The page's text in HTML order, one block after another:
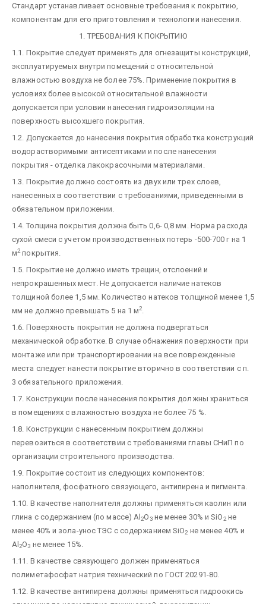
Стандарт устанавливает основные требования к покрытию,
компонентам для его приготовления и технологии нанесения.
1. ТРЕБОВАНИЯ К ПОКРЫТИЮ
1.1. Покрытие следует применять для огнезащиты конструкций,
эксплуатируемых внутри помещений с относительной
влажностью воздуха не более 75%. Применение покрытия в
условиях более высокой относительной влажности
допускается при условии нанесения гидроизоляции на
поверхность высохшего покрытия.
1.2. Допускается до нанесения покрытия обработка конструкций
водорастворимыми антисептиками и после нанесения
покрытия - отделка лакокрасочными материалами.
1.3. Покрытие должно состоять из двух или трех слоев,
нанесенных в соответствии с требованиями, приведенными в
обязательном приложении.
1.4. Толщина покрытия должна быть 0,6- 0,8 мм. Норма расхода
сухой смеси с учетом производственных потерь -500-700 г на 1
м2покрытия.
1.5. Покрытие не должно иметь трещин, отслоений и
непрокрашенных мест. Не допускается наличие натеков
толщиной более 1,5 мм. Количество натеков толщиной менее 1,5
мм не должно превышать 5 на 1 м2.
1.6. Поверхность покрытия не должна подвергаться
механической обработке. В случае обнажения поверхности при
монтаже или при транспортировании на все поврежденные
места следует нанести покрытие вторично в соответствии с п.
3 обязательного приложения.
1.7. Конструкции после нанесения покрытия должны храниться
в помещениях с влажностью воздуха не более 75 %.
1.8. Конструкции с нанесенным покрытием должны
перевозиться в соответствии с требованиями главы СНиП по
организации строительного производства.
1.9. Покрытие состоит из следующих компонентов:
наполнителя, фосфатного связующего, антипирена и пигмента.
1.10. В качестве наполнителя должны применяться каолин или
глина с содержанием (по массе) Al2O3не менее 30% и SiO2не
менее 40% и зола-унос ТЭС с содержанием SiO2 не менее 40% и
Al2O3 не менее 15%.
1.11. В качестве связующего должен применяться
полиметафосфат натрия технический по ГОСТ 20291-80.
1.12. В качестве антипирена должны применяться гидроокись